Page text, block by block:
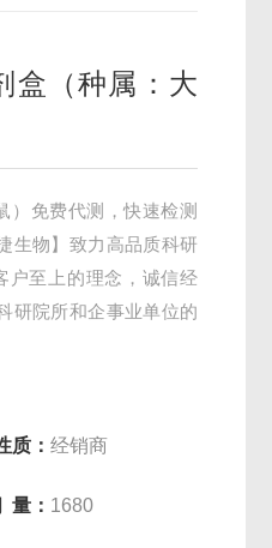
盒（种属：大
）免费代测，快速检测
生物】致力高品质科研
户至上的理念，诚信经
研院所和企事业单位的
质：经销商
量： 1680